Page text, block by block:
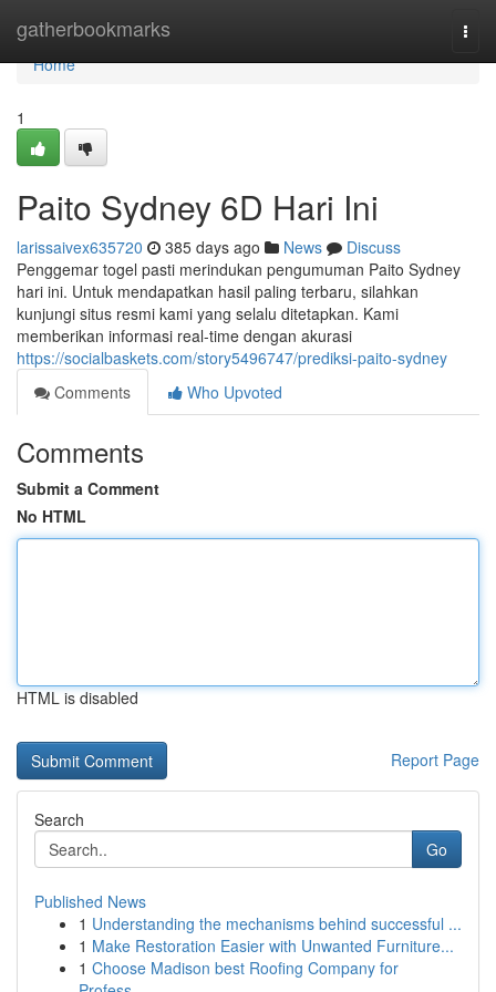
gatherbookmarks
Home
Home
1
Paito Sydney 6D Hari Ini
larissaivex635720 385 days ago News
Discuss
Penggemar togel pasti merindukan pengumuman Paito Sydney
hari ini. Untuk mendapatkan hasil paling terbaru, silahkan
kunjungi situs resmi kami yang selalu ditetapkan. Kami
memberikan informasi real-time dengan akurasi
https://socialbaskets.com/story5496747/prediksi-paito-sydney
Comments
Who Upvoted
Comments
Submit a Comment
No HTML
HTML is disabled
Report Page
Search
Go
Published News
1 Understanding the mechanisms behind successful ...
1 Make Restoration Easier with Unwanted Furniture...
1 Choose Madison best Roofing Company for